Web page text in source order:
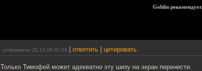
Goblin рекомендует
отправлено 22.12.09 01:59 ответить цитировать
Только Тимофей может адекватно эту шизу на экран перенести.